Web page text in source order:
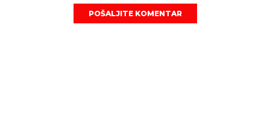
POŠALJITE KOMENTAR